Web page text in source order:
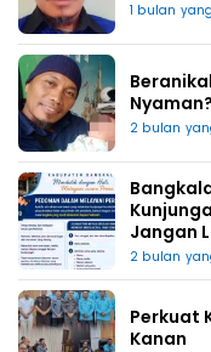
1 bulan
2 bulan
Jangan
2 bulan
Perkuat
Kanan